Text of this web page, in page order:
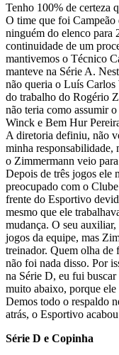
Tenho 100% de certeza
O time que foi
ninguém do elenco para
continuidade de um
mantivemos o Técnico
manteve na Série A.
não queria o Luís Carlos
do trabalho do Rogério
não teria como assumir
Winck e Bem Hur
A diretoria definiu, não
minha responsabilidade,
o Zimmermann veio
Depois de três jogos ele
preocupado com o
frente do Esportivo
mesmo que ele
mudança. O seu
jogos da equipe, mas
treinador. Quem olha de
não foi nada disso. Por
na Série D, eu fui
muito abaixo, porque
Demos todo o respaldo
atrás, o Esportivo
Série D e Copinha